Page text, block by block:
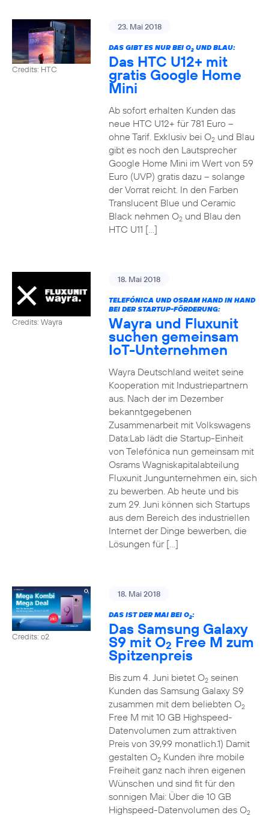
Credits: HTC
23. Mai 2018
DAS GIBT ES NUR BEI O2UND BLAU:
Das HTC U12+ mit
gratis Google Home
Mini
Ab sofort erhalten Kunden das
neue HTC U12+ für 781 Euro –
ohne Tarif. Exklusiv bei O2und Blau
gibt es noch den Lautsprecher
Google Home Mini im Wert von 59
Euro (UVP) gratis dazu – solange
der Vorrat reicht. In den Farben
Translucent Blue und Ceramic
Black nehmen O2und Blau den
HTC U11 […]
Credits: Wayra
18. Mai 2018
TELEFÓNICA UND OSRAM HAND IN HAND
BEI DER STARTUP-FÖRDERUNG:
Wayra und Fluxunit
suchen gemeinsam
IoT-Unternehmen
Wayra Deutschland weitet seine
Kooperation mit Industriepartnern
aus. Nach der im Dezember
bekanntgegebenen
Zusammenarbeit mit Volkswagens
Data:Lab lädt die Startup-Einheit
von Telefónica nun gemeinsam mit
Osrams Wagniskapitalabteilung
Fluxunit Jungunternehmen ein, sich
zu bewerben. Ab heute und bis
zum 29. Juni können sich Startups
aus dem Bereich des industriellen
Internet der Dinge bewerben, die
Lösungen für […]
Credits: o2
18. Mai 2018
DAS IST DER MAI BEI O2:
Das Samsung Galaxy
S9 mit O2 Free M zum
Spitzenpreis
Bis zum 4. Juni bietet O2seinen
Kunden das Samsung Galaxy S9
zusammen mit dem beliebten O2
Free M mit 10 GB Highspeed-
Datenvolumen zum attraktiven
Preis von 39,99 monatlich.1) Damit
gestalten O2Kunden ihre mobile
Freiheit ganz nach ihren eigenen
Wünschen und sind fit für den
sonnigen Mai: Über die 10 GB
Highspeed-Datenvolumen des O2